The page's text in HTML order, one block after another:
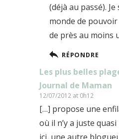
(déjà au passé).
monde de
de près au moins
RÉPONDRE
Les plus belles
Journal de Maman
12/07/2012 at 0h12
[…] propose une
où il n’y a juste